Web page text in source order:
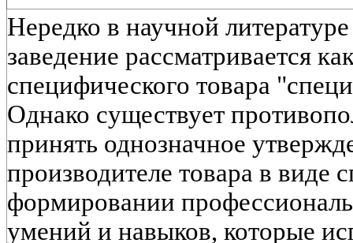
Нередко в научной
заведение рассматривается
специфического товара
Однако существует
принять однозначное
производителе товара в виде
формировании
умений и навыков, которые